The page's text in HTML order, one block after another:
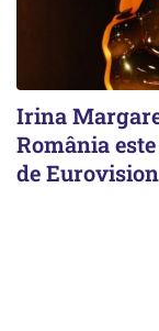
Irina
România
de Eurovision